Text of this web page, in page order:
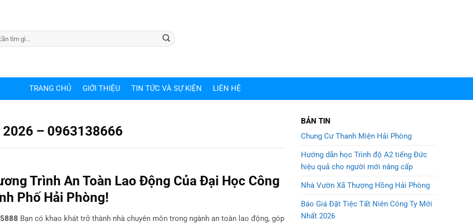
TRANG CHỦ GIỚI THIỆU TIN TỨC VÀ SỰ KIỆN LIÊN HỆ
– 0963138666
Trình An Toàn Lao Động Của Đại Học Công
Phố Hải Phòng!
Bạn có khao khát trở thành nhà chuyên môn trong ngành an toàn lao động, góp
BẢN TIN
Chung Cư Thanh Miện Hải Phòng
Hướng dẫn học Trình độ A2 tiếng Đức
hiệu quả cho người mới nâng cấp
Nhà Vườn Xã Thượng Hồng Hải Phòng
Báo Giá Đặt Tiệc Tất Niên Công Ty Mới
Nhất 2026